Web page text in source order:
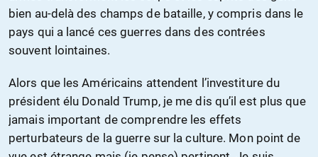
bien au-delà des champs de bataille, y compris dans le
pays qui a lancé ces guerres dans des contrées
souvent lointaines.
Alors que les Américains attendent l’investiture du
président élu Donald Trump, je me dis qu’il est plus que
jamais important de comprendre les effets
perturbateurs de la guerre sur la culture. Mon point de